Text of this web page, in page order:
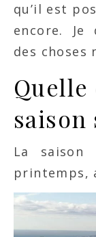
qu’il est
encore. Je
des choses
saison
La saison
printemps,